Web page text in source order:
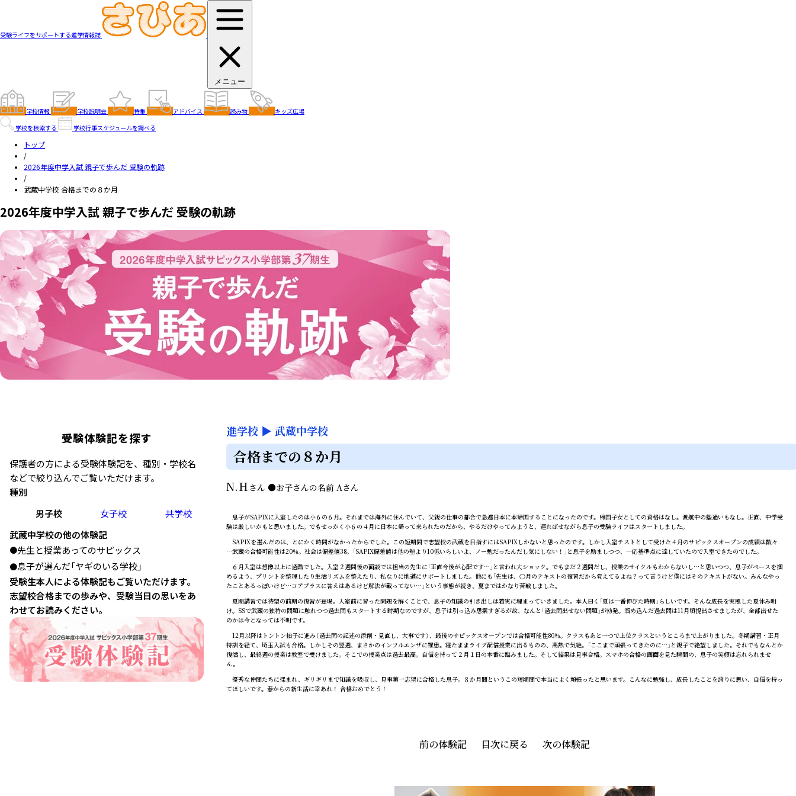
受験ライフをサポートする進学情報誌
メニュー
学校情報 学校説明会 特集 アドバイス 読み物
キッズ広場
学校を検索する
学校行事スケジュールを調べる
トップ
/
2026年度中学入試 親子で歩んだ 受験の軌跡
/
武蔵中学校 合格までの８か月
2026年度中学入試 親子で歩んだ 受験の軌跡
受験体験記を探す
保護者の方による受験体験記を、種別・学校名
などで絞り込んでご覧いただけます。
種別
男子校
女子校
共学校
武蔵中学校の他の体験記
●先生と授業あってのサピックス
●息子が選んだ「ヤギのいる学校」
受験生本人による体験記もご覧いただけます。
志望校合格までの歩みや、受験当日の思いをあ
わせてお読みください。
進学校 ▶ 武蔵中学校
合格までの８か月
N.H さん ●お子さんの名前 Aさん
息子がSAPIXに入室したのは小６の６月。それまでは海外に住んでいて、父親の仕事の都合で急遽日本に本帰国することになったのです。帰国子女としての資格はなし。渡航中の塾通いもなし。正直、中学受
験は厳しいかもと思いました。でもせっかく小６の４月に日本に帰って来られたのだから、やるだけやってみようと、遅ればせながら息子の受験ライフはスタートしました。
SAPIXを選んだのは、とにかく時間がなかったからでした。この短期間で志望校の武蔵を目指すにはSAPIXしかないと思ったのです。しかし入室テストとして受けた４月のサピックスオープンの成績は散々
…武蔵の合格可能性は20％。社会は偏差値38。「SAPIX偏差値は他の塾より10低いらしいよ、ノー勉だったんだし気にしない！」と息子を励ましつつ、一応基準点に達していたので入室できたのでした。
６月入室は想像以上に過酷でした。入室２週間後の面談では担当の先生に「正直今後が心配です…」と言われ大ショック。でもまだ２週間だし、授業のサイクルもわからないし…と思いつつ、息子がペースを掴
めるよう、プリントを整理したり生活リズムを整えたり、私なりに地道にサポートしました。他にも「先生は、○月のテキストの復習だから覚えてるよね？って言うけど僕にはそのテキストがない。みんなやっ
たことあるっぽいけど…コアプラスに答えはあるけど解法が載ってない…」という事態が続き、夏まではかなり苦戦しました。
夏期講習では待望の前期の復習が登場。入室前に習った問題を解くことで、息子の知識の引き出しは着実に埋まっていきました。本人曰く「夏は一番伸びた時期」らしいです。そんな成長を実感した夏休み明
け。SSで武蔵の独特の問題に触れつつ過去問もスタートする時期なのですが、息子は引っ込み思案すぎるが故、なんと「過去問出せない問題」が勃発。溜め込んだ過去問は11月頃提出させましたが、全部出せた
のかは今となっては不明です。
12月以降はトントン拍子に進み（過去問の記述の添削・見直し、大事です）、最後のサピックスオープンでは合格可能性80％。クラスもあと一つで上位クラスというところまで上がりました。冬期講習・正月
特訓を経て、埼玉入試も合格。しかしその翌週、まさかのインフルエンザに罹患。寝たままライブ配信授業に出るものの、高熱で気絶。「ここまで頑張ってきたのに…」と親子で絶望しました。それでもなんとか
復活し、最終週の授業は教室で受けました。そこでの授業点は過去最高。自信を持って２月１日の本番に臨みました。そして結果は見事合格。スマホの合格の画面を見た瞬間の、息子の笑顔は忘れられませ
ん。
優秀な仲間たちに揉まれ、ギリギリまで知識を吸収し、見事第一志望に合格した息子。８か月間というこの短期間で本当によく頑張ったと思います。こんなに勉強し、成長したことを誇りに思い、自信を持っ
てほしいです。春からの新生活に幸あれ！ 合格おめでとう！
前の体験記 目次に戻る 次の体験記